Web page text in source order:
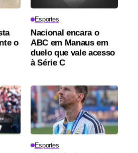
o
Esportes
Nacional encara o
ABC em Manaus em
duelo que vale acesso
à Série C
Esportes